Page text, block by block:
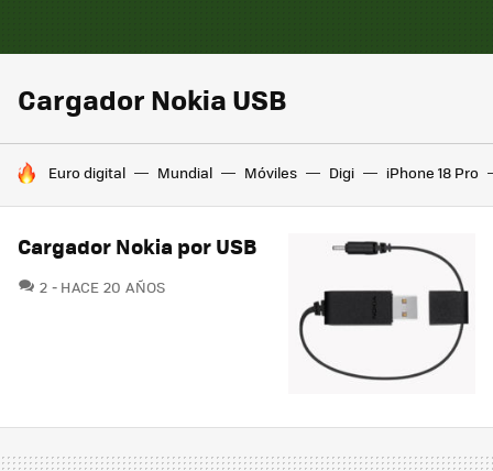
Cargador Nokia USB
HOY SE HABLA DE
Euro digital Mundial Móviles Digi iPhone 18 Pro
Cargador Nokia por USB
2 COMENTARIOS
HACE 20 AÑOS